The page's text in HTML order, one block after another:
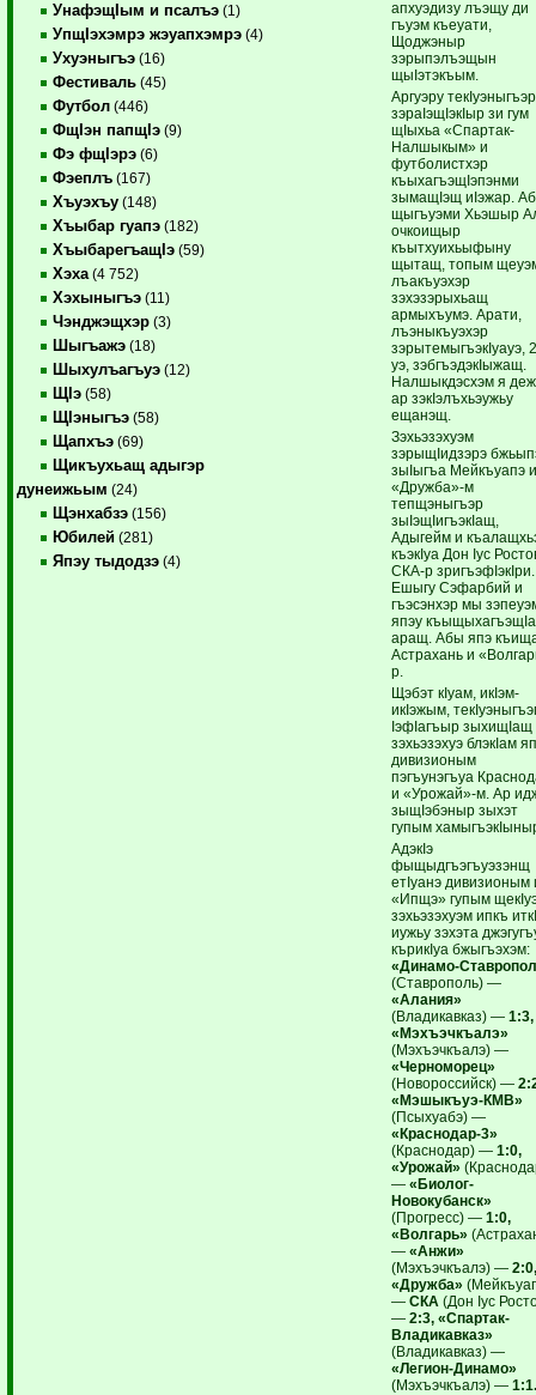
УнафэщIым и псалъэ (1)
УпщIэхэмрэ жэуапхэмрэ (4)
Ухуэныгъэ (16)
Фестиваль (45)
Футбол (446)
ФщIэн папщIэ (9)
Фэ фщIэрэ (6)
Фэеплъ (167)
Хъуэхъу (148)
Хъыбар гуапэ (182)
ХъыбарегъащIэ (59)
Хэха (4 752)
Хэхыныгъэ (11)
Чэнджэщхэр (3)
Шыгъажэ (18)
Шыхулъагъуэ (12)
ЩIэ (58)
ЩIэныгъэ (58)
Щапхъэ (69)
Щикъухьащ адыгэр
дунеижьым (24)
Щэнхабзэ (156)
Юбилей (281)
Япэу тыдодзэ (4)
апхуэдизу лъэщу ди
гъуэм къеуати,
Щоджэныр
зэрыпэлъэщын
щыIэтэкъым.
Аргуэру текIуэныгъэр
зэраIэщIэкIыр зи гум
щIыхьа «Спартак-
Налшыкым» и
футболистхэр
къыхагъэщIэпэнми
зымащIэщ иIэжар.
щыгъуэми Хьэшыр
очкоищыр
къытхуихьыфыну
щытащ, топым
лъакъуэхэр
зэхэзэрыхьащ
армыхъумэ. Арати,
лъэныкъуэхэр
зэрытемыгъэкIуауэ,
уэ, зэбгъэдэкIыжащ.
Налшыкдэсхэм я
ар зэкIэлъхьэужьу
ещанэщ.
Зэхьэзэхуэм
зэрыщIидзэрэ
зыIыгъа Мейкъуапэ
«Дружба»-м
тепщэныгъэр
зыIэщIигъэкIащ,
Адыгейм и
къэкIуа Дон Iус
СКА-р зригъэфIэкIри.
Ешыгу Сэфарбий и
гъэсэнхэр мы
япэу
аращ. Абы япэ
Астрахань и
р.
Щэбэт кIуам, икIэм-
икIэжым,
IэфIагъыр зыхищIащ
зэхьэзэхуэ блэкIам
дивизионым
пэгъунэгъуа
и «Урожай»-м. Ар
зыщIэбэныр зыхэт
гупым
АдэкIэ
фыщыдгъэгъуэзэнщ
етIуанэ дивизионым
«Ипщэ» гупым
зэхьэзэхуэм ипкъ
иужьу зэхэта
кърикIуа бжыгъэхэм:
«Динамо-
(Ставрополь) —
«Алания»
(Владикавказ) —1:3,
«Мэхъэчкъалэ»
(Мэхъэчкъалэ) —
«Черноморец»
(Новороссийск) —
«Мэшыкъуэ-КМВ»
(Псыхуабэ) —
«Краснодар-3»
(Краснодар) —1:0,
«Урожай»
—«Биолог-
Новокубанск»
(Прогресс) —1:0,
«Волгарь»
—«Анжи»
(Мэхъэчкъалэ) —
«Дружба»
—СКА (Дон Iус
—2:3, «Спартак-
Владикавказ»
(Владикавказ) —
«Легион-Динамо»
(Мэхъэчкъалэ) —